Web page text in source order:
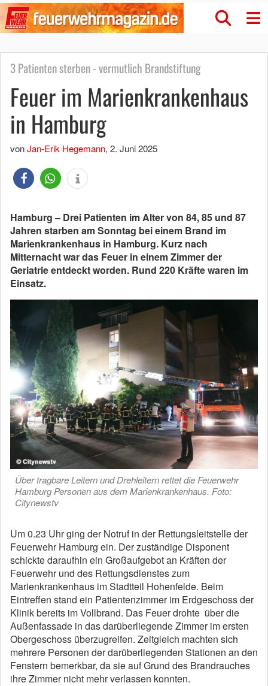
3 Patienten sterben - vermutlich Brandstiftung
Feuer im Marienkrankenhaus
in Hamburg
vonJan-Erik Hegemann, 2. Juni 2025
Hamburg – Drei Patienten im Alter von 84, 85 und 87
Jahren starben am Sonntag bei einem Brand im
Marienkrankenhaus in Hamburg. Kurz nach
Mitternacht war das Feuer in einem Zimmer der
Geriatrie entdeckt worden. Rund 220 Kräfte waren im
Einsatz.
Über tragbare Leitern und Drehleitern rettet die Feuerwehr
Hamburg Personen aus dem Marienkrankenhaus. Foto:
Citynewstv
Um 0.23 Uhr ging der Notruf in der Rettungsleitstelle der
Feuerwehr Hamburg ein. Der zuständige Disponent
schickte daraufhin ein Großaufgebot an Kräften der
Feuerwehr und des Rettungsdienstes zum
Marienkrankenhaus im Stadtteil Hohenfelde. Beim
Eintreffen stand ein Patientenzimmer im Erdgeschoss der
Klinik bereits im Vollbrand. Das Feuer drohte über die
Außenfassade in das darüberliegende Zimmer im ersten
Obergeschoss überzugreifen. Zeitgleich machten sich
mehrere Personen der darüberliegenden Stationen an den
Fenstern bemerkbar, da sie auf Grund des Brandrauches
ihre Zimmer nicht mehr verlassen konnten.